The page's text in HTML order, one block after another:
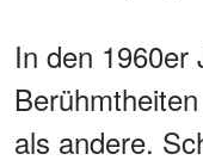
In den 1960er
als andere.